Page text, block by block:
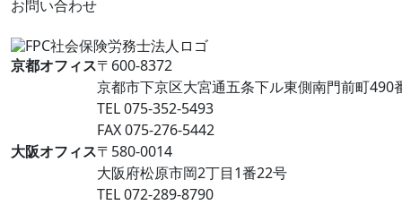
お問い合わせ
京都オフィス〒600-8372
京都市下京区大宮通五条下ル東側南門前町490
TEL 075-352-5493
FAX 075-276-5442
大阪オフィス〒580-0014
大阪府松原市岡2丁目1番22号
TEL 072-289-8790